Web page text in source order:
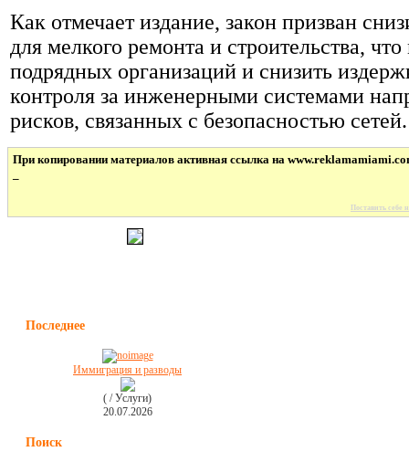
Как отмечает издание, закон призван
для мелкого ремонта и строительства,
подрядных организаций и снизить
контроля за инженерными системами
рисков, связанных с безопасностью сетей.
При копировании материалов активная ссылка на
Поставить себе
Последнее
Иммиграция и разводы
( / Услуги)
20.07.2026
Поиск